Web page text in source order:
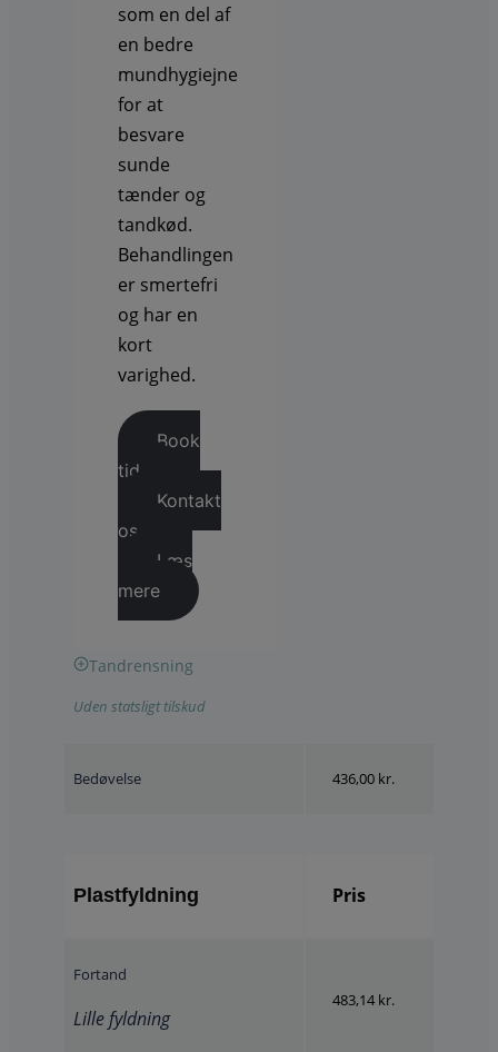
som en del af
en bedre
mundhygiejne
for at
besvare
sunde
tænder og
tandkød.
Behandlingen
er smertefri
og har en
kort
varighed.
Book
tid
Kontakt
os
Læs
mere
Tandrensning
Uden statsligt tilskud
Bedøvelse 436,00 kr.
Plastfyldning Pris
Fortand
Lille fyldning
483,14 kr.